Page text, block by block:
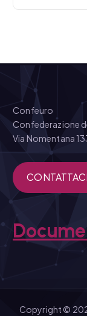
Confeuro
Confederazione
Via Nomentana
CONTATTACI
Copyright ©